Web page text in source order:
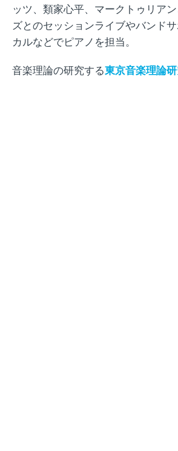
ッツ、類家心平、マークトゥリア
ズとのセッションライブやバンド
カルなどでピアノを担当。
音楽理論の研究する東京音楽理論